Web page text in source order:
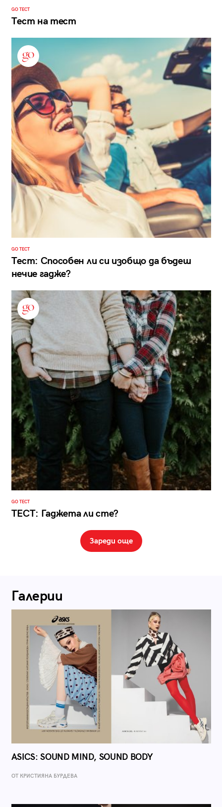
GO ТЕСТ
Тест на тест
GO ТЕСТ
Тест: Способен ли си изобщо да бъдеш
нечие гадже?
GO ТЕСТ
ТЕСТ: Гаджета ли сте?
Зареди още
Галерии
ASICS: SOUND MIND, SOUND BODY
ОТ КРИСТИЯНА БУРДЕВА